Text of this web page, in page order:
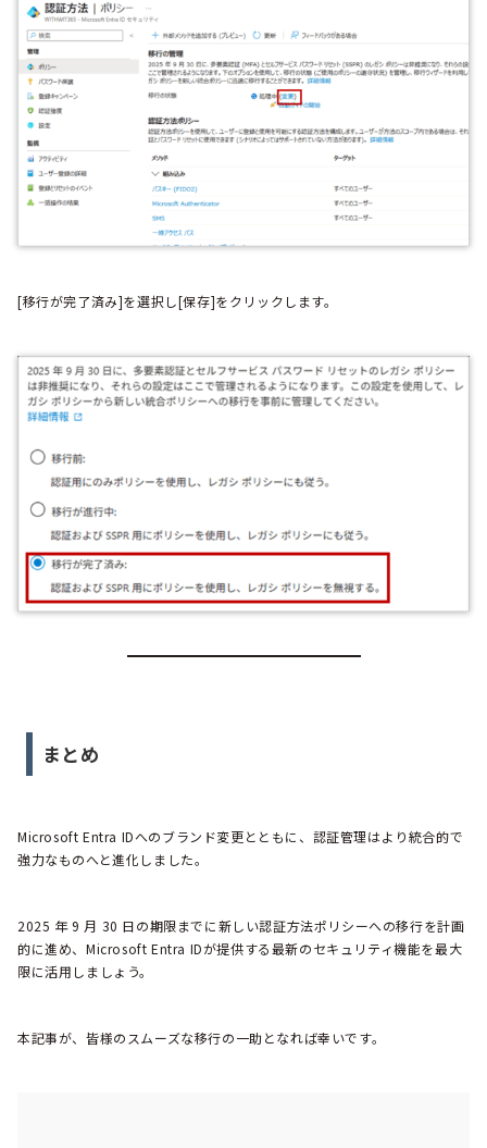
[移行が完了済み]を選択し[保存]をクリックします。
まとめ
Microsoft Entra IDへのブランド変更とともに、認証管理はより統合的で
強力なものへと進化しました。
2025 年 9 月 30 日の期限までに新しい認証方法ポリシーへの移行を計画
的に進め、Microsoft Entra IDが提供する最新のセキュリティ機能を最大
限に活用しましょう。
本記事が、皆様のスムーズな移行の一助となれば幸いです。